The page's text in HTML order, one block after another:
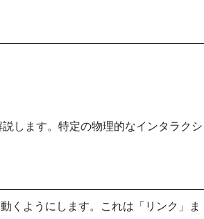
します。特定の物理的なインタラクシ
くようにします。これは「リンク」ま